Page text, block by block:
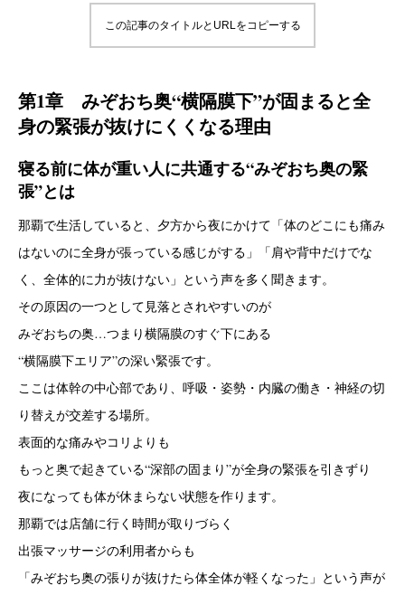
この記事のタイトルとURLをコピーする
第1章 みぞおち奥“横隔膜下”が固まると全
身の緊張が抜けにくくなる理由
寝る前に体が重い人に共通する“みぞおち奥の緊
張”とは
那覇で生活していると、夕方から夜にかけて「体のどこにも痛み
はないのに全身が張っている感じがする」「肩や背中だけでな
く、全体的に力が抜けない」という声を多く聞きます。
その原因の一つとして見落とされやすいのが
みぞおちの奥…つまり横隔膜のすぐ下にある
“横隔膜下エリア”の深い緊張です。
ここは体幹の中心部であり、呼吸・姿勢・内臓の働き・神経の切
り替えが交差する場所。
表面的な痛みやコリよりも
もっと奥で起きている“深部の固まり”が全身の緊張を引きずり
夜になっても体が休まらない状態を作ります。
那覇では店舗に行く時間が取りづらく
出張マッサージの利用者からも
「みぞおち奥の張りが抜けたら体全体が軽くなった」という声が